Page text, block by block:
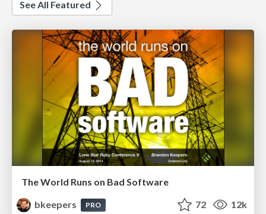
See All Featured
The World Runs on Bad Software
bkeepers
PRO 72 12k